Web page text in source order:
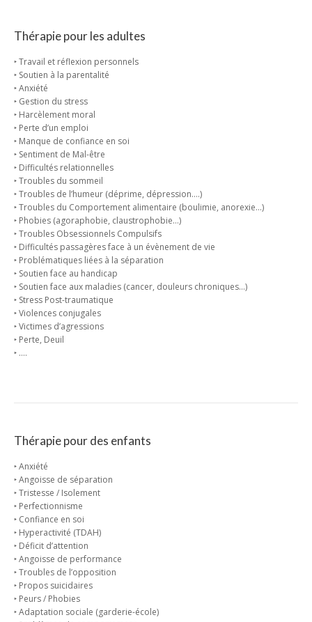
Thérapie pour les adultes
‣ Travail et réflexion personnels
‣ Soutien à la parentalité
‣ Anxiété
‣ Gestion du stress
‣ Harcèlement moral
‣ Perte d’un emploi
‣ Manque de confiance en soi
‣ Sentiment de Mal-être
‣ Difficultés relationnelles
‣ Troubles du sommeil
‣ Troubles de l’humeur (déprime, dépression….)
‣ Troubles du Comportement alimentaire (boulimie, anorexie…)
‣ Phobies (agoraphobie, claustrophobie…)
‣ Troubles Obsessionnels Compulsifs
‣ Difficultés passagères face à un évènement de vie
‣ Problématiques liées à la séparation
‣ Soutien face au handicap
‣ Soutien face aux maladies (cancer, douleurs chroniques…)
‣ Stress Post-traumatique
‣ Violences conjugales
‣ Victimes d’agressions
‣ Perte, Deuil
‣ ….
Thérapie pour des enfants
‣ Anxiété
‣ Angoisse de séparation
‣ Tristesse / Isolement
‣ Perfectionnisme
‣ Confiance en soi
‣ Hyperactivité (TDAH)
‣ Déficit d’attention
‣ Angoisse de performance
‣ Troubles de l’opposition
‣ Propos suicidaires
‣ Peurs / Phobies
‣ Adaptation sociale (garderie-école)